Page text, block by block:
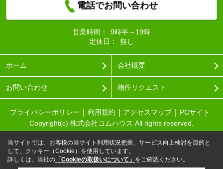
電話でお問い合わせ
営業時間：
9時半～19時
定休日：
無し
ホーム 会社概要
お問い合わせ 物件リクエスト
プライバシーポリシー 利用規約 アクセスマップ
PCサイト
Copyright(c) 株式会社コムハウス All rights reserved.
当サイトでは、お客様の当サイト利用状況把握、サービス向上検討を目的と
して、クッキー（Cookie）を使用しています。
詳しくは、当社の 「Cookieの取扱いについて」 をご確認ください。